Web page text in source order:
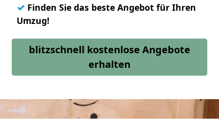
✓ Finden Sie das beste Angebot für Ihren
Umzug!
blitzschnell kostenlose Angebote
erhalten